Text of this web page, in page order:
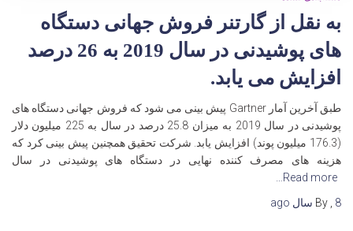
به نقل از گارتنر فروش جهانی دستگاه
های پوشیدنی در سال 2019 به 26 درصد
افزایش می یابد.
طبق آخرین آمار Gartner پیش بینی می شود که فروش جهانی دستگاه های
پوشیدنی در سال 2019 به میزان 25.8 درصد در سال به 225 میلیون دلار
(176.3 میلیون پوند) افزایش یابد. شرکت تحقیق همچنین پیش بینی کرد که
هزینه های مصرف کننده نهایی در دستگاه های پوشیدنی در سال
Read more…
By
8 سال